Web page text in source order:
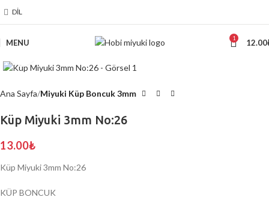
DIL
MENU 1 12.00
Ana Sayfa Miyuki Küp Boncuk 3mm
Küp Miyuki 3mm No:26
13.00₺
Küp Miyuki 3mm No:26
KÜP BONCUK